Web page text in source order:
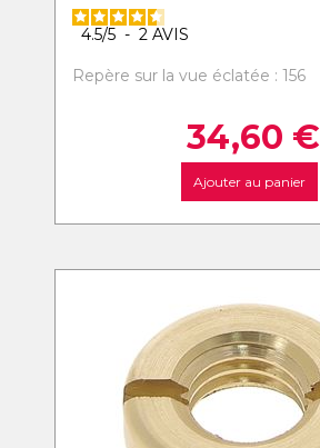
4.5/5 - 2 AVIS
Repère sur la vue éclatée : 156
34,60 €
Ajouter au panier